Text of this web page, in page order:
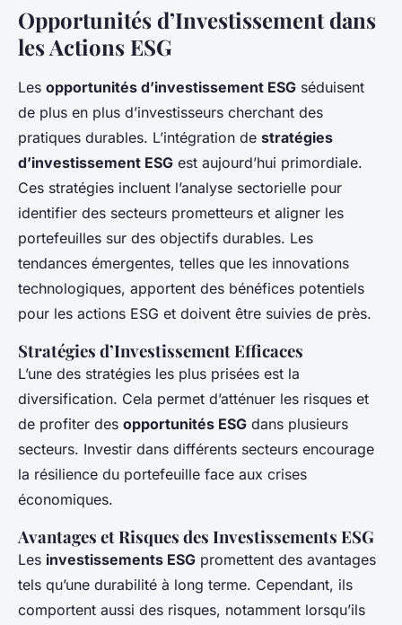
Opportunités d’Investissement dans
les Actions ESG
Les opportunités d’investissement ESG séduisent
de plus en plus d’investisseurs cherchant des
pratiques durables. L’intégration de stratégies
d’investissement ESG est aujourd’hui primordiale.
Ces stratégies incluent l’analyse sectorielle pour
identifier des secteurs prometteurs et aligner les
portefeuilles sur des objectifs durables. Les
tendances émergentes, telles que les innovations
technologiques, apportent des bénéfices potentiels
pour les actions ESG et doivent être suivies de près.
Stratégies d’Investissement Efficaces
L’une des stratégies les plus prisées est la
diversification. Cela permet d’atténuer les risques et
de profiter des opportunités ESG dans plusieurs
secteurs. Investir dans différents secteurs encourage
la résilience du portefeuille face aux crises
économiques.
Avantages et Risques des Investissements ESG
Les investissements ESG promettent des avantages
tels qu’une durabilité à long terme. Cependant, ils
comportent aussi des risques, notamment lorsqu’ils